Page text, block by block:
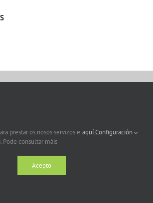
prestar os nosos servizos e
Pode consultar máis
aquí.Configuración
Acepto